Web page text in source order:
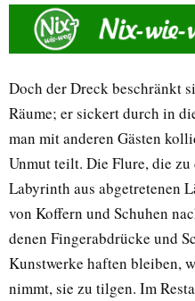
Doch der Dreck beschränkt
Räume; er sickert durch in
man mit anderen Gästen
Unmut teilt. Die Flure, die
Labyrinth aus abgetretenen
von Koffern und Schuhen
denen Fingerabdrücke und
Kunstwerke haften bleiben,
nimmt, sie zu tilgen. Im